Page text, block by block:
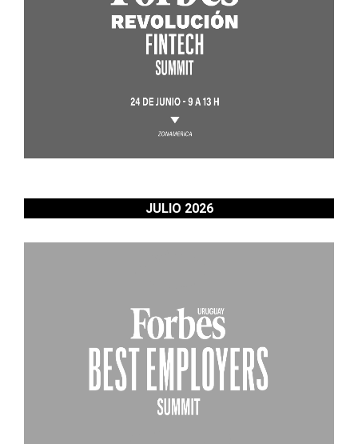
JULIO 2026